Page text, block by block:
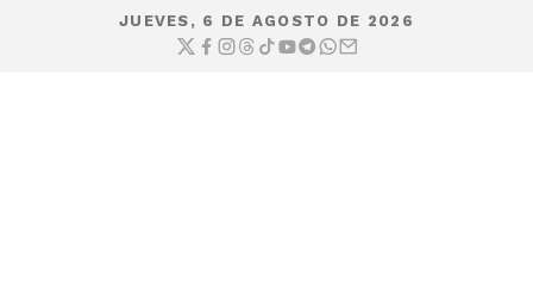
JUEVES, 6 DE AGOSTO DE 2026